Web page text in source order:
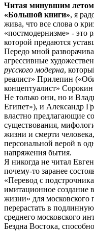
Читая минувшим летом
«Большой книги», я
жива, что все слова о
«постмодернизме» - это
которой предаются
Передо мной
агрессивные
русского модерна,
реалист» Прилепин
концептуалист»
Не только они, но и
Египет»), и Александр
властно предлагающие
существования,
жизни и смерти
персональной верой в
напряжения бытия.
Я никогда не читал
почему-то заранее
«Перевод с
имитационное создание
жизни» для московского
перерастать в
среднего московского
Бездна Востока,